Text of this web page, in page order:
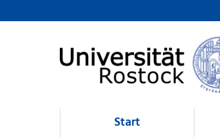
Browsen
direkt zum Inhalt
Start